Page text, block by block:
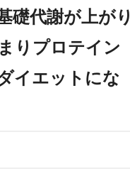
礎代謝が上がり
りプロテイン
イエットにな